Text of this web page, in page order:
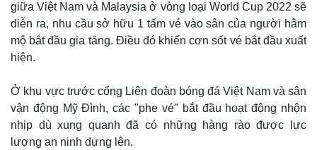
giữa Việt Nam và Malaysia ở vòng loại World Cup 2022 sẽ
diễn ra, nhu cầu sở hữu 1 tấm vé vào sân của người hâm
mộ bắt đầu gia tăng. Điều đó khiến cơn sốt vé bắt đầu xuất
hiện.
Ở khu vực trước cổng Liên đoàn bóng đá Việt Nam và sân
vận động Mỹ Đình, các "phe vé" bắt đầu hoạt động nhộn
nhịp dù xung quanh đã có những hàng rào được lực
lượng an ninh dựng lên.